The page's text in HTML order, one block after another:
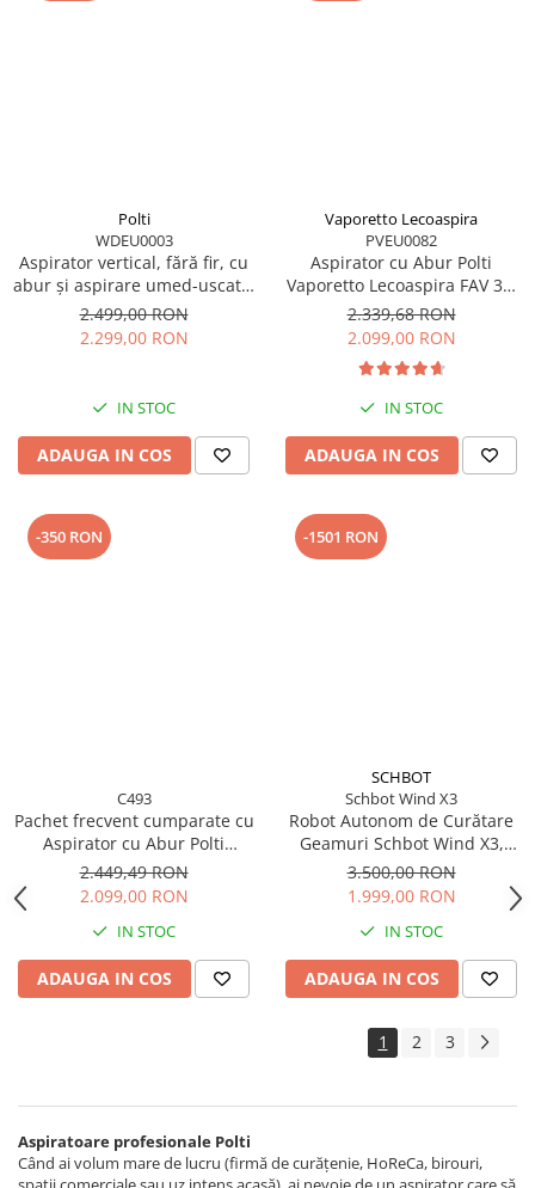
Polti
WDEU0003
Aspirator vertical, fără fir, cu
abur și aspirare umed-uscată,
450 W, baterie 21,6 V,
aspirare 14 kPa, 0.6 l, 71 Db,
4,2 Kg, gri/alb, Polti
2.499,00 RON
2.299,00 RON
IN STOC
ADAUGA IN COS
Vaporetto Lecoaspira
PVEU0082
Aspirator cu Abur Polti
Vaporetto Lecoaspira FAV 30,
2450 W, Functie
Spalare/Uscare si Filtrare prin
Apa, Alb
2.339,68 RON
2.099,00 RON
IN STOC
ADAUGA IN COS
-350 RON
C493
Pachet frecvent cumparate cu
Aspirator cu Abur Polti
Vaporetto Lecoaspira FAV 30,
2450 W, Functie
Spalare/Uscare si Filtrare prin
Apa, Alb
2.449,49 RON
2.099,00 RON
IN STOC
ADAUGA IN COS
-1501 RON
SCHBOT
Schbot Wind X3
Robot Autonom de Curătare
Geamuri Schbot Wind X3,
Pulverizare Automata a Apei,
60 ml, 4 Moduri de Curățare,
Senzori Anti - Cădere,
Curățare Umedă și Uscată,
Tehnologie AI, Negru
3.500,00 RON
1.999,00 RON
IN STOC
ADAUGA IN COS
1 2 3
Aspiratoare profesionale Polti
Când ai volum mare de lucru (firmă de curățenie, HoReCa, birouri,